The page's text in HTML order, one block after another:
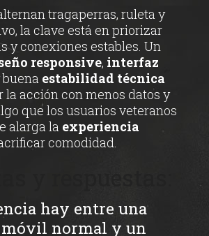
tragaperras, ruleta y
la clave está en priorizar
y conexiones estables. Un
responsive, interfaz
buena estabilidad técnica
acción con menos datos y
que los usuarios veteranos
alarga la experiencia
comodidad.
hay entre una
normal y un